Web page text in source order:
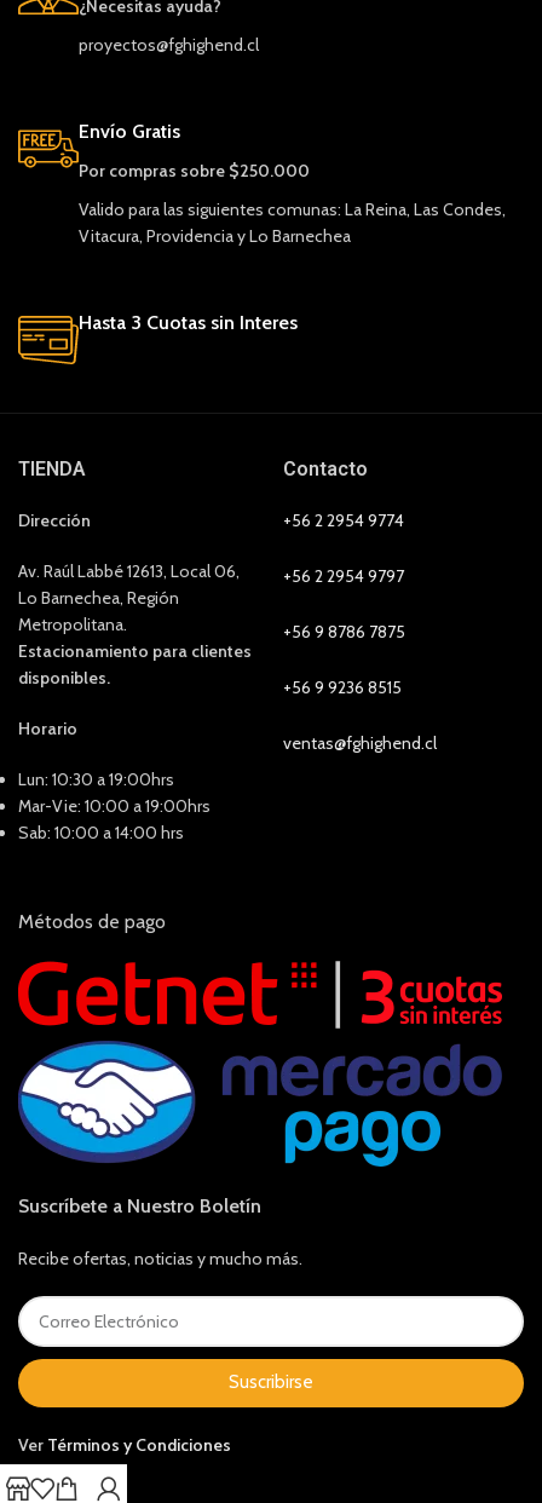
¿Necesitas ayuda?
proyectos@fghighend.cl
Envío Gratis
Por compras sobre $250.000
Valido para las siguientes comunas: La Reina, Las Condes,
Vitacura, Providencia y Lo Barnechea
Hasta 3 Cuotas sin Interes
TIENDA
Dirección
Av. Raúl Labbé 12613, Local 06,
Lo Barnechea, Región
Metropolitana.
Estacionamiento para clientes
disponibles.
Horario
Lun: 10:30 a 19:00hrs
Mar-Vie: 10:00 a 19:00hrs
Sab: 10:00 a 14:00 hrs
Contacto
+56 2 2954 9774
+56 2 2954 9797
+56 9 8786 7875
+56 9 9236 8515
ventas@fghighend.cl
Métodos de pago
Suscríbete a Nuestro Boletín
Recibe ofertas, noticias y mucho más.
Suscribirse
Ver Términos y Condiciones